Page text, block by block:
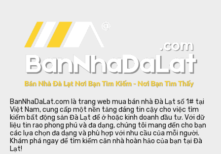
BanNhaDaLat.com là trang web mua bán nhà Đà Lạt số 1# tại
Việt Nam, cung cấp một nền tảng đáng tin cậy cho việc tìm
kiếm bất động sản Đà Lạt để ở hoặc kinh doanh đầu tư. Với dữ
liệu tin rao phong phú và đa dạng, chúng tôi mang đến cho bạn
các lựa chọn đa dạng và phù hợp với nhu cầu của mỗi người.
Khám phá ngay để tìm kiếm căn nhà hoàn hảo của bạn tại Đà
Lạt!